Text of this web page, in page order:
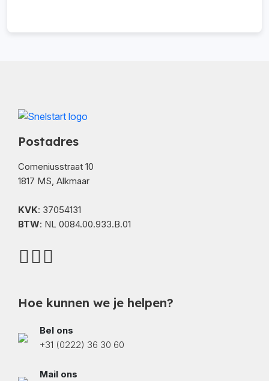
Postadres
Comeniusstraat 10
1817 MS, Alkmaar
KVK: 37054131
BTW: NL 0084.00.933.B.01
Hoe kunnen we je helpen?
Bel ons
+31 (0222) 36 30 60
Mail ons